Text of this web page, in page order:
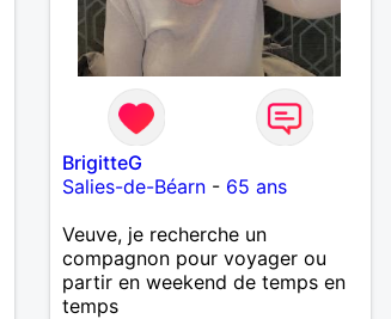
BrigitteG
Salies-de-Béarn- 65 ans
Veuve, je recherche un
compagnon pour voyager ou
partir en weekend de temps en
temps